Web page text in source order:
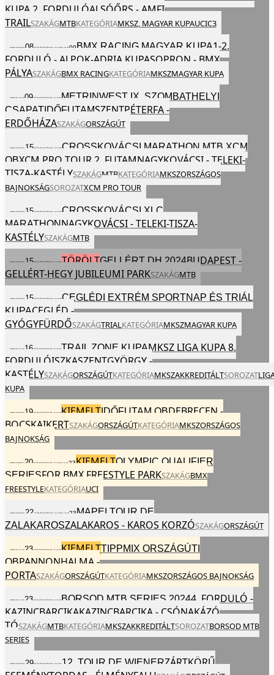
KUPA 2. FORDULÓALSÓŐRS - AMFI
TRAILSZAKÁGMTBKATEGÓRIAMKSZ, MAGYAR KUPAUCIC3
2024SZO08JÚNEGÉSZ NAPVAS09BMX RACING MAGYAR KUPA1-2.
FORDULÓ - ALPOK-ADRIA KUPASOPRON - BMX
PÁLYASZAKÁGBMX RACINGKATEGÓRIAMKSZMAGYAR KUPA
2024VAS09JÚNEGÉSZ NAPMETRINWEST IX. SZOMBATHELYI
CSAPATIDŐFUTAMSZENTPÉTERFA -
ERDŐHÁZASZAKÁGORSZÁGÚT
2024SZO 15JÚNEGÉSZ NAPCROSSKOVÁCSI MARATHON MTB XCM
OBXCM PRO TOUR 2. FUTAMNAGYKOVÁCSI - TELEKI-
TISZA-KASTÉLYSZAKÁGMTBKATEGÓRIAMKSZORSZÁGOS
BAJNOKSÁGSOROZATXCM PRO TOUR
2024SZO 15JÚNEGÉSZ NAPCROSSKOVÁCSI XLC
MARATHONNAGYKOVÁCSI - TELEKI-TISZA-
KASTÉLYSZAKÁGMTB
2024SZO 15JÚNEGÉSZ NAPTÖRÖLTGELLÉRT DH 2024BUDAPEST -
GELLÉRT-HEGY JUBILEUMI PARKSZAKÁGMTB
2024SZO 15JÚNEGÉSZ NAPCEGLÉDI EXTRÉM SPORTNAP ÉS TRIÁL
KUPACEGLÉD -
GYÓGYFÜRDŐSZAKÁGTRIALKATEGÓRIAMKSZMAGYAR KUPA
2024VAS16JÚNEGÉSZ NAPTRAIL ZONE KUPAMKSZ LIGA KUPA 8.
FORDULÓISZKASZENTGYÖRGY -
KASTÉLYSZAKÁGORSZÁGÚTKATEGÓRIAMKSZAKKREDITÁLTSOROZAT
KUPA
2024SZE19JÚNEGÉSZ NAPKIEMELTIDŐFUTAM OBDEBRECEN -
BOCSKAIKERTSZAKÁGORSZÁGÚTKATEGÓRIAMKSZORSZÁGOS
BAJNOKSÁG
2024CSÜ20JÚNEGÉSZ NAPVAS23KIEMELTOLYMPIC QUALIFIER
SERIESFOR BMX FREESTYLE PARKSZAKÁGBMX
FREESTYLEKATEGÓRIAUCI
2024SZO 22JÚNEGÉSZ NAPVAS23MAPEI TOUR DE
ZALAKAROSZALAKAROS - KAROS KORZÓSZAKÁGORSZÁGÚT
2024VAS23JÚNEGÉSZ NAPKIEMELTTIPPMIX ORSZÁGÚTI
OBPANNONHALMA -
PORTASZAKÁGORSZÁGÚTKATEGÓRIAMKSZORSZÁGOS BAJNOKSÁG
2024VAS23JÚNEGÉSZ NAPBORSOD MTB SERIES 20244. FORDULÓ -
KAZINCBARCIKAKAZINCBARCIKA - CSÓNAKÁZÓ
TÓSZAKÁGMTBKATEGÓRIAMKSZAKKREDITÁLTSOROZATBORSOD MTB
SERIES
2024SZO 29JÚNEGÉSZ NAP12. TOUR DE WIENERZÁRTKÖRŰ